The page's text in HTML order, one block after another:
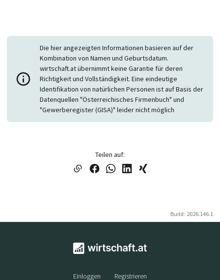
Die hier angezeigten Informationen basieren auf der
Kombination von Namen und Geburtsdatum.
wirtschaft.at übernimmt keine Garantie für deren
Richtigkeit und Vollständigkeit. Eine eindeutige
Identifikation von natürlichen Personen ist auf Basis der
Datenquellen "Österreichisches Firmenbuch" und
"Gewerberegister (GISA)" leider nicht möglich
Teilen auf:
Build: 2026.146.1
Einloggen Registrieren